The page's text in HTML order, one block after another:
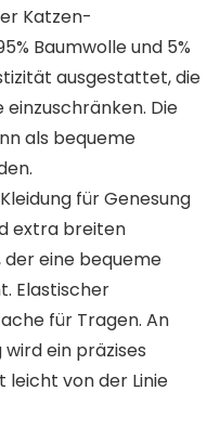
Katzen-
Baumwolle und 5%
ausgestattet, die
Die
als bequeme
für Genesung
extra breiten
eine bequeme
Elastischer
für Tragen. An
ein präzises
leicht von der Linie